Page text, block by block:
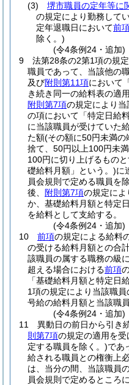
(3)
堺市職員の定年等に
の規定により勤務して
定年退職日において前
除く。)
(令4条例24・追加)
9
法第28条の2第1項の規
職員であって、当該他の
及び附則第11項において
き続き同一の給料表の適
附則第7項の規定により
の項において「特定日給
に当該職員が受けていた
た額(その額に50円未満の
捨て、50円以上100円未
100円に切り上げるもの
礎給料月額」という。)に
員会規則で定める職員を
後、
附則第7項の規定によ
か、基礎給料月額と特定
を給料として支給する。
(令4条例24・追加)
10
前項の規定による給料
の受ける給料月額との合
該職員の属する職務の級
超える場合における前項
「基礎給料月額と特定日
1項の規定により当該職
号給の給料月額と当該職
(令4条例24・追加)
11
異動日の前日から引き
則第7項の規定の適用を受
定する職員を除く。)であ
給される職員との権衡上
は、当分の間、当該職員
員会規則で定めるところに